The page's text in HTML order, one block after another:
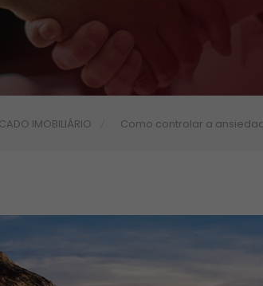
IMOBILIÁRIO Como controlar a